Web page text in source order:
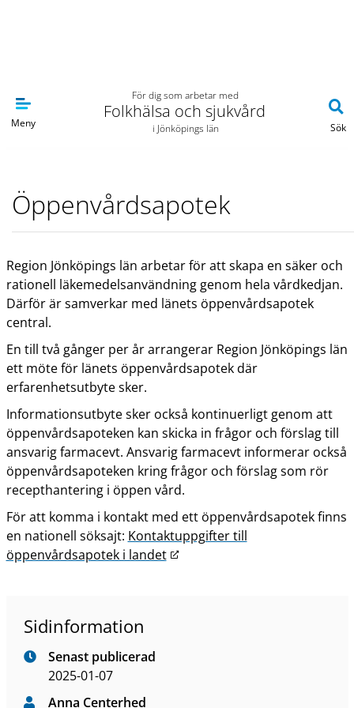
Meny
För dig som arbetar med
Folkhälsa och sjukvård
i Jönköpings län Sök
Öppenvårdsapotek
Region Jönköpings län arbetar för att skapa en säker och
rationell läkemedelsanvändning genom hela vårdkedjan.
Därför är samverkar med länets öppenvårdsapotek
central.
En till två gånger per år arrangerar Region Jönköpings län
ett möte för länets öppenvårdsapotek där
erfarenhetsutbyte sker.
Informationsutbyte sker också kontinuerligt genom att
öppenvårdsapoteken kan skicka in frågor och förslag till
ansvarig farmacevt. Ansvarig farmacevt informerar också
öppenvårdsapoteken kring frågor och förslag som rör
recepthantering i öppen vård.
För att komma i kontakt med ett öppenvårdsapotek finns
en nationell söksajt: Kontaktuppgifter till
öppenvårdsapotek i landetL
Sidinformation
Senast publicerad
2025-01-07
Anna Centerhed